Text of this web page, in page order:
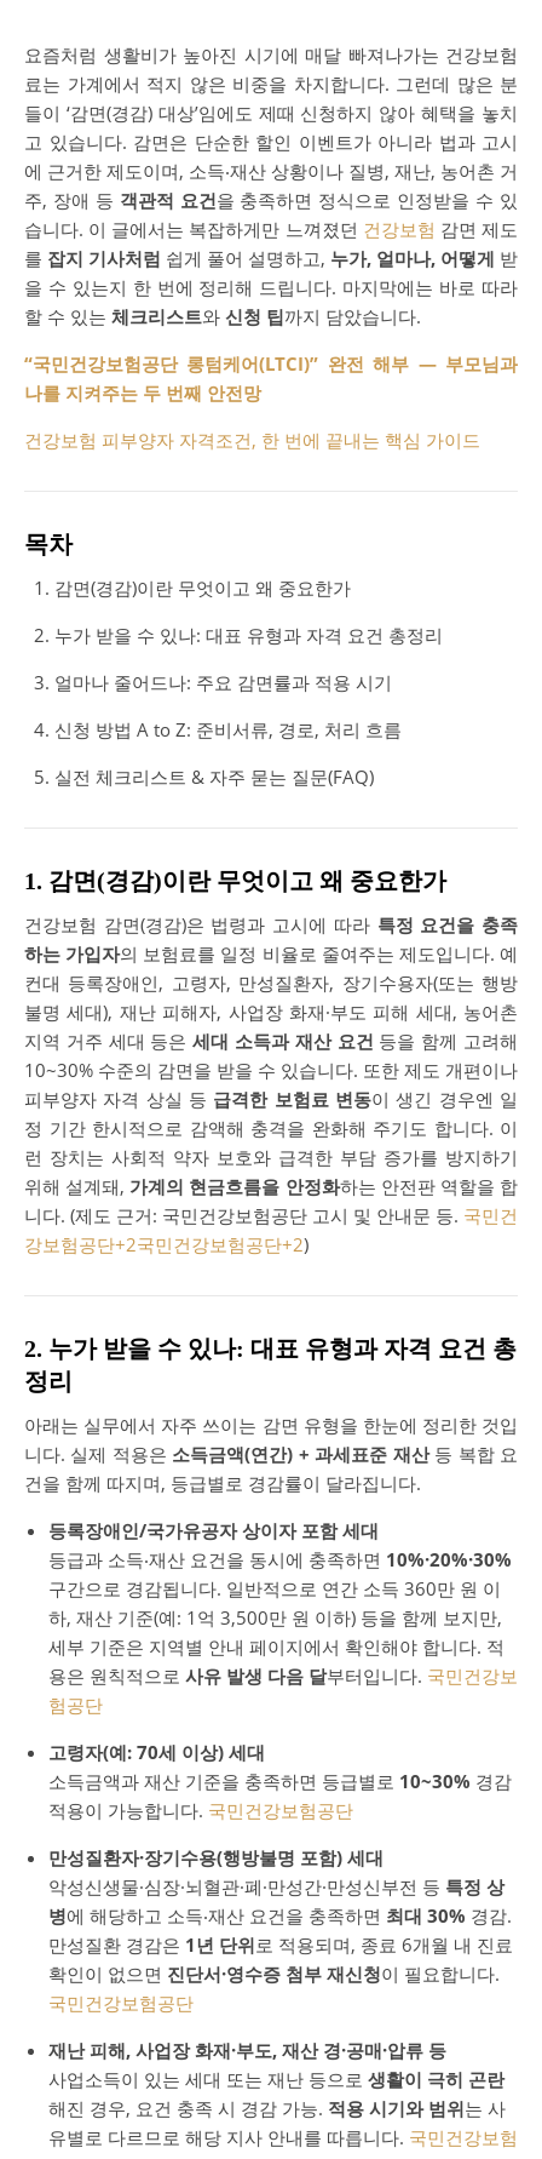
요즘처럼 생활비가 높아진 시기에 매달 빠져나가는 건강보험
료는 가계에서 적지 않은 비중을 차지합니다. 그런데 많은 분
들이 ‘감면(경감) 대상’임에도 제때 신청하지 않아 혜택을 놓치
고 있습니다. 감면은 단순한 할인 이벤트가 아니라 법과 고시
에 근거한 제도이며, 소득‧재산 상황이나 질병, 재난, 농어촌 거
주, 장애 등 객관적 요건을 충족하면 정식으로 인정받을 수 있
습니다. 이 글에서는 복잡하게만 느껴졌던 건강보험 감면 제도
를 잡지 기사처럼 쉽게 풀어 설명하고, 누가, 얼마나, 어떻게 받
을 수 있는지 한 번에 정리해 드립니다. 마지막에는 바로 따라
할 수 있는 체크리스트와 신청 팁까지 담았습니다.
“국민건강보험공단 롱텀케어(LTCI)” 완전 해부 — 부모님과
나를 지켜주는 두 번째 안전망
건강보험 피부양자 자격조건, 한 번에 끝내는 핵심 가이드
목차
감면(경감)이란 무엇이고 왜 중요한가
누가 받을 수 있나: 대표 유형과 자격 요건 총정리
얼마나 줄어드나: 주요 감면률과 적용 시기
신청 방법 A to Z: 준비서류, 경로, 처리 흐름
실전 체크리스트 & 자주 묻는 질문(FAQ)
1. 감면(경감)이란 무엇이고 왜 중요한가
건강보험 감면(경감)은 법령과 고시에 따라 특정 요건을 충족
하는 가입자의 보험료를 일정 비율로 줄여주는 제도입니다. 예
컨대 등록장애인, 고령자, 만성질환자, 장기수용자(또는 행방
불명 세대), 재난 피해자, 사업장 화재·부도 피해 세대, 농어촌
지역 거주 세대 등은세대 소득과 재산 요건 등을 함께 고려해
10~30% 수준의 감면을 받을 수 있습니다. 또한 제도 개편이나
피부양자 자격 상실 등 급격한 보험료 변동이 생긴 경우엔 일
정 기간 한시적으로 감액해 충격을 완화해 주기도 합니다. 이
런 장치는 사회적 약자 보호와 급격한 부담 증가를 방지하기
위해 설계돼, 가계의 현금흐름을 안정화하는 안전판 역할을 합
니다. (제도 근거: 국민건강보험공단 고시 및 안내문 등. 국민건
강보험공단+2국민건강보험공단+2)
2. 누가 받을 수 있나: 대표 유형과 자격 요건 총
정리
아래는 실무에서 자주 쓰이는 감면 유형을 한눈에 정리한 것입
니다. 실제 적용은 소득금액(연간) + 과세표준 재산등 복합 요
건을 함께 따지며, 등급별로 경감률이 달라집니다.
등록장애인/국가유공자 상이자 포함 세대
등급과 소득‧재산 요건을 동시에 충족하면 10%·20%·30%
구간으로 경감됩니다. 일반적으로 연간 소득 360만 원 이
하, 재산 기준(예: 1억 3,500만 원 이하) 등을 함께 보지만,
세부 기준은 지역별 안내 페이지에서 확인해야 합니다. 적
용은 원칙적으로 사유 발생 다음 달부터입니다. 국민건강보
험공단
고령자(예: 70세 이상) 세대
소득금액과 재산 기준을 충족하면 등급별로 10~30% 경감
적용이 가능합니다. 국민건강보험공단
만성질환자·장기수용(행방불명 포함) 세대
악성신생물·심장·뇌혈관·폐·만성간·만성신부전 등 특정 상
병에 해당하고 소득‧재산 요건을 충족하면 최대 30% 경감.
만성질환 경감은 1년 단위로 적용되며, 종료 6개월 내 진료
확인이 없으면 진단서·영수증 첨부 재신청이 필요합니다.
국민건강보험공단
재난 피해, 사업장 화재·부도, 재산 경·공매·압류 등
사업소득이 있는 세대 또는 재난 등으로 생활이 극히 곤란
해진 경우, 요건 충족 시 경감 가능. 적용 시기와 범위는 사
유별로 다르므로 해당 지사 안내를 따릅니다. 국민건강보험